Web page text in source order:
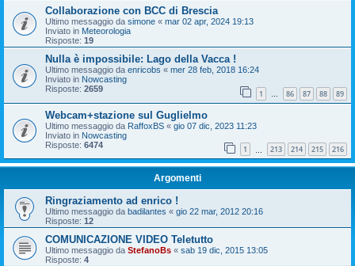
Collaborazione con BCC di Brescia
Ultimo messaggio da simone « mar 02 apr, 2024 19:13
Inviato in Meteorologia
Risposte: 19
Nulla è impossibile: Lago della Vacca !
Ultimo messaggio da enricobs « mer 28 feb, 2018 16:24
Inviato in Nowcasting
Risposte: 2659 1 … 86 87 88 89
Webcam+stazione sul Guglielmo
Ultimo messaggio da RaffoxBS « gio 07 dic, 2023 11:23
Inviato in Nowcasting
Risposte: 6474 1 213 214 215 216
Argomenti
Ringraziamento ad enrico !
Ultimo messaggio da badilantes « gio 22 mar, 2012 20:16
Risposte: 12
COMUNICAZIONE VIDEO Teletutto
Ultimo messaggio da StefanoBs « sab 19 dic, 2015 13:05
Risposte: 4